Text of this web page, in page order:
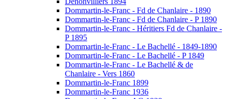
Dommartin-le-Franc - Fd de Chanlaire - 1890
Dommartin-le-Franc - Fd de Chanlaire - P 1890
Dommartin-le-Franc - Héritiers Fd de Chanlaire -
P 1895
Dommartin-le-Franc - Le Bachellé - 1849-1890
Dommartin-le-Franc - Le Bachellé - P 1849
Dommartin-le-Franc - Le Bachellé & de
Chanlaire - Vers 1860
Dommartin-le-Franc 1899
Dommartin-le-Franc 1936